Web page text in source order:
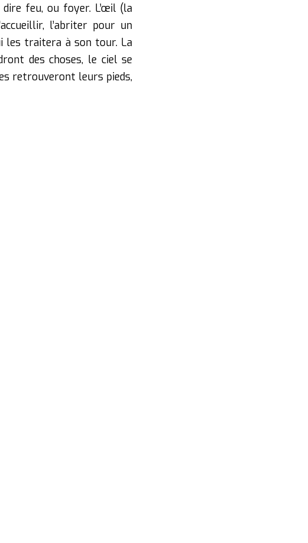
feu, ou foyer. L’œil (la
l’abriter pour un
les traitera à son tour. La
des choses, le ciel se
retrouveront leurs pieds,